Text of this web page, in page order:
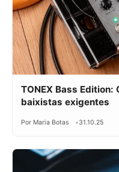
TONEX Bass Edition:
baixistas exigentes
Por Maria Botas 31.10.25